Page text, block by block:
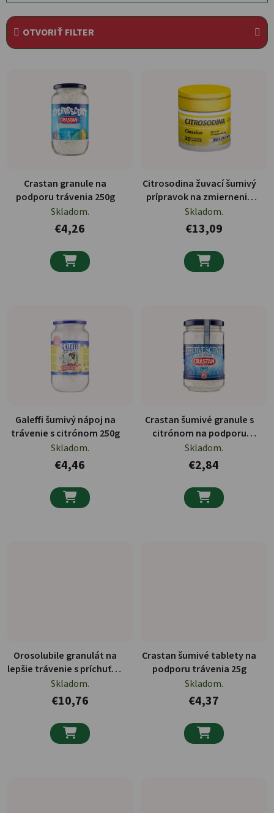
OTVORIŤ FILTER
Crastan granule na
podporu trávenia 250g
Skladom.
€4,26

Citrosodina žuvací šumivý
prípravok na zmiernenie
prekyslenia žalúdka 30ks
Skladom.
€13,09

Galeffi šumivý nápoj na
trávenie s citrónom 250g
Skladom.
€4,46

Crastan šumivé granule s
citrónom na podporu
trávenia bezlepkový 100g
Skladom.
€2,84

Orosolubile granulát na
lepšie trávenie s príchuťou
citrónu 200g
Skladom.
€10,76

Crastan šumivé tablety na
podporu trávenia 25g
Skladom.
€4,37
